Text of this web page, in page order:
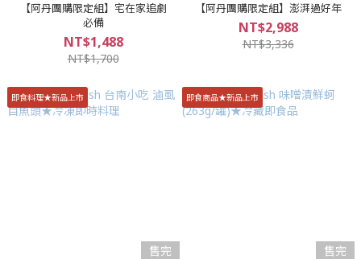
【阿丹團購限定組】宅在家追劇
必備
NT$1,488
NT$1,700
【阿丹團購限定組】澎湃過好年
NT$2,988
NT$3,336
即食料理★新品上市
售完
即食商品★新品上市
售完